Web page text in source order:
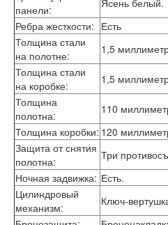
Интекрон Форте
Двери АСД
Двери Ратибор
Двери Аргус
Тамбурные двери
Межкомнатные двери
Двери Альберо
Альянс
Вест
Галерея
Геометрия
Графика
Империя
Лайн
Мегаполис
панели:
Ребра жесткости: Есть
Толщина стали
на полотне:
1,5
Толщина стали
на коробке:
1,5
Толщина
полотна:
110
Толщина коробки: 120
Защита от снятия
полотна:
Три
Ночная задвижка: Есть.
Цилиндровый
механизм:
Ключ-